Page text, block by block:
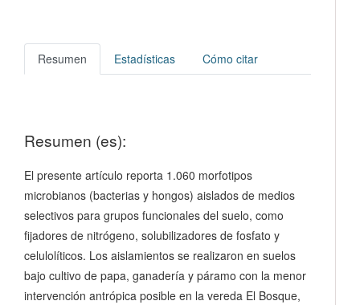
Resumen Estadísticas Cómo citar
Resumen (es):
El presente artículo reporta 1.060 morfotipos
microbianos (bacterias y hongos) aislados de medios
selectivos para grupos funcionales del suelo, como
fijadores de nitrógeno, solubilizadores de fosfato y
celulolíticos. Los aislamientos se realizaron en suelos
bajo cultivo de papa, ganadería y páramo con la menor
intervención antrópica posible en la vereda El Bosque,